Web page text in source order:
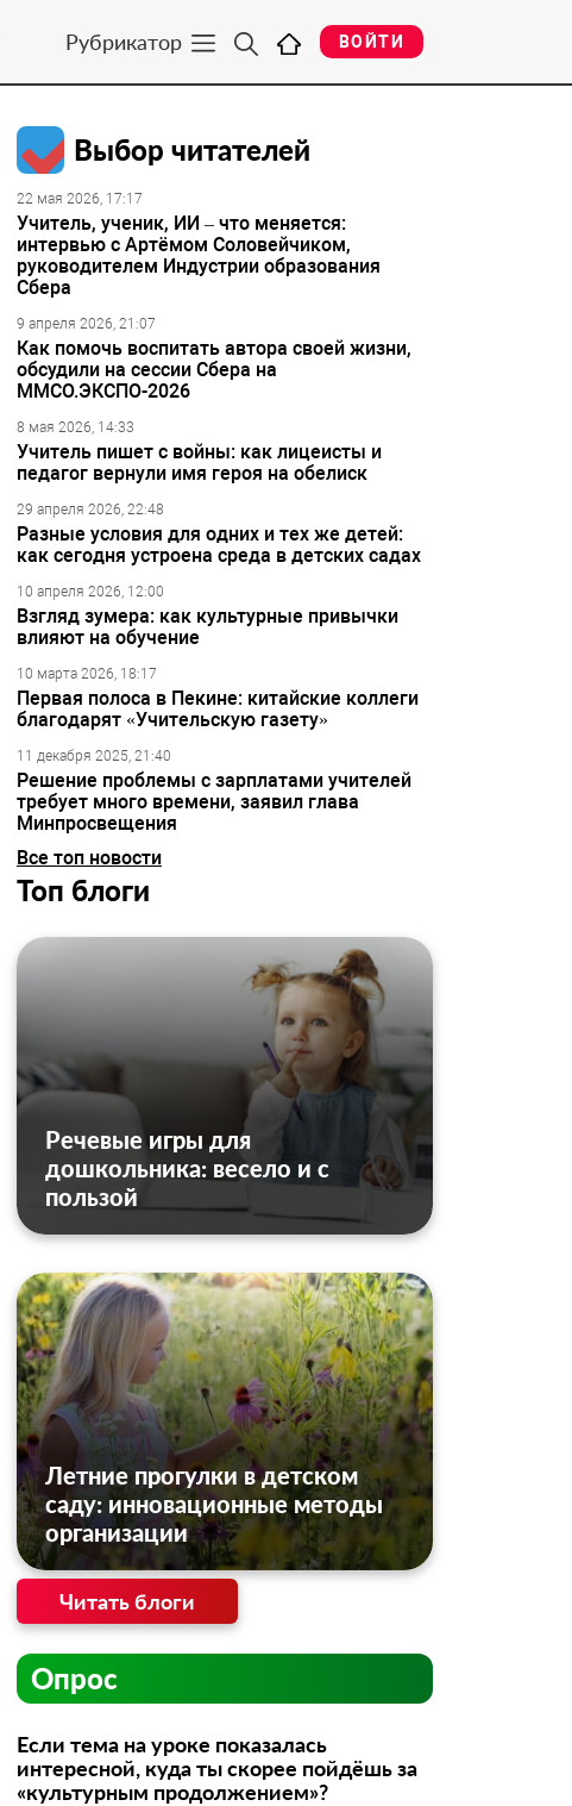
Рубрикатор ВОЙТИ
Выбор читателей
22 мая 2026, 17:17
Учитель, ученик, ИИ – что меняется:
интервью с Артёмом Соловейчиком,
руководителем Индустрии образования
Сбера
9 апреля 2026, 21:07
Как помочь воспитать автора своей жизни,
обсудили на сессии Сбера на
ММСО.ЭКСПО-2026
8 мая 2026, 14:33
Учитель пишет с войны: как лицеисты и
педагог вернули имя героя на обелиск
29 апреля 2026, 22:48
Разные условия для одних и тех же детей:
как сегодня устроена среда в детских садах
10 апреля 2026, 12:00
Взгляд зумера: как культурные привычки
влияют на обучение
10 марта 2026, 18:17
Первая полоса в Пекине: китайские коллеги
благодарят «Учительскую газету»
11 декабря 2025, 21:40
Решение проблемы с зарплатами учителей
требует много времени, заявил глава
Минпросвещения
Все топ новости
Топ блоги
Речевые игры для
дошкольника: весело и с
пользой
Летние прогулки в детском
саду: инновационные методы
организации
Читать блоги
Опрос
Если тема на уроке показалась
интересной, куда ты скорее пойдёшь за
«культурным продолжением»?